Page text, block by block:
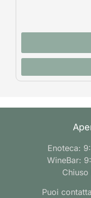
Enoteca:
WineBar:
Puoi